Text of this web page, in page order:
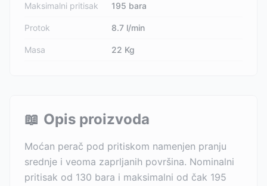
Maksimalni pritisak 195 bara
Protok 8.7 l/min
Masa 22 Kg
📖 Opis proizvoda
Moćan perač pod pritiskom namenjen pranju
srednje i veoma zaprljanih površina. Nominalni
pritisak od 130 bara i maksimalni od čak 195